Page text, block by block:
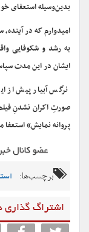
بدین‌وسیله استعفای
امیدوارم که در آینده،
به رشد و شکوفایی
ایشان در این مدت
نرگس آبیار پیش از
صورتِ اکران نشدنِ
پروانه نمایش»
برچسب‌ها:
اشتراگ گذاری